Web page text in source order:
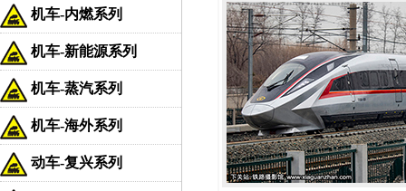
机车-内燃系列
机车-新能源系列
机车-蒸汽系列
机车-海外系列
动车-复兴系列